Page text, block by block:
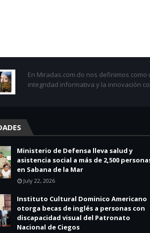
En Miradas.com.do nos definimos
integridad informativa y la innovación
Ministerio de Defensa lleva salud y
asistencia social a más de 2,500
en Sabana de la Mar
July 22, 2026
Instituto Cultural Dominico Americano
otorga becas de inglés a personas con
discapacidad visual del Patronato
Nacional de Ciegos